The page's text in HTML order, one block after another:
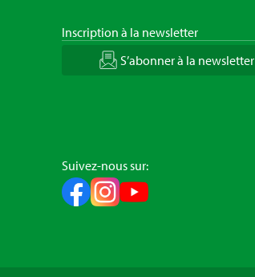
Inscription à la newsletter
S’abonner à la newsletter
Suivez-nous sur: